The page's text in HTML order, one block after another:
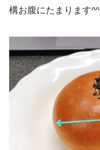
構お腹にたまります^^